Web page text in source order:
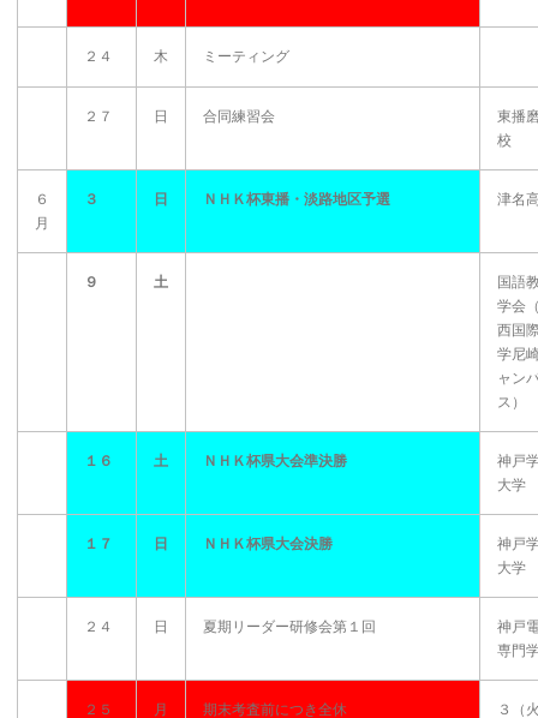
２４ 木 ミーティング
２７ 日 合同練習会
東播
校
６
月
３ 日 ＮＨＫ杯東播・淡路地区予選 津名
９ 土
国語
学会
西国
学尼
ャン
ス）
１６ 土 ＮＨＫ杯県大会準決勝
神戸
大学
１７ 日 ＮＨＫ杯県大会決勝
神戸
大学
２４ 日 夏期リーダー研修会第１回
神戸
専門
２５ 月 期末考査前につき全休 ３（